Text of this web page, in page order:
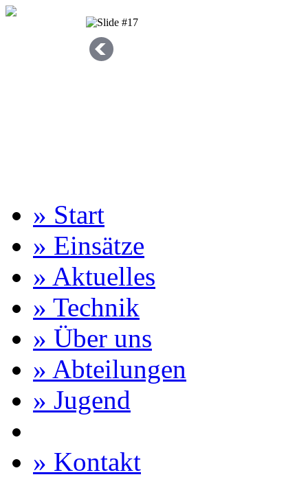
» Start
» Einsätze
» Aktuelles
» Technik
» Über uns
» Abteilungen
» Jugend
» Kontakt